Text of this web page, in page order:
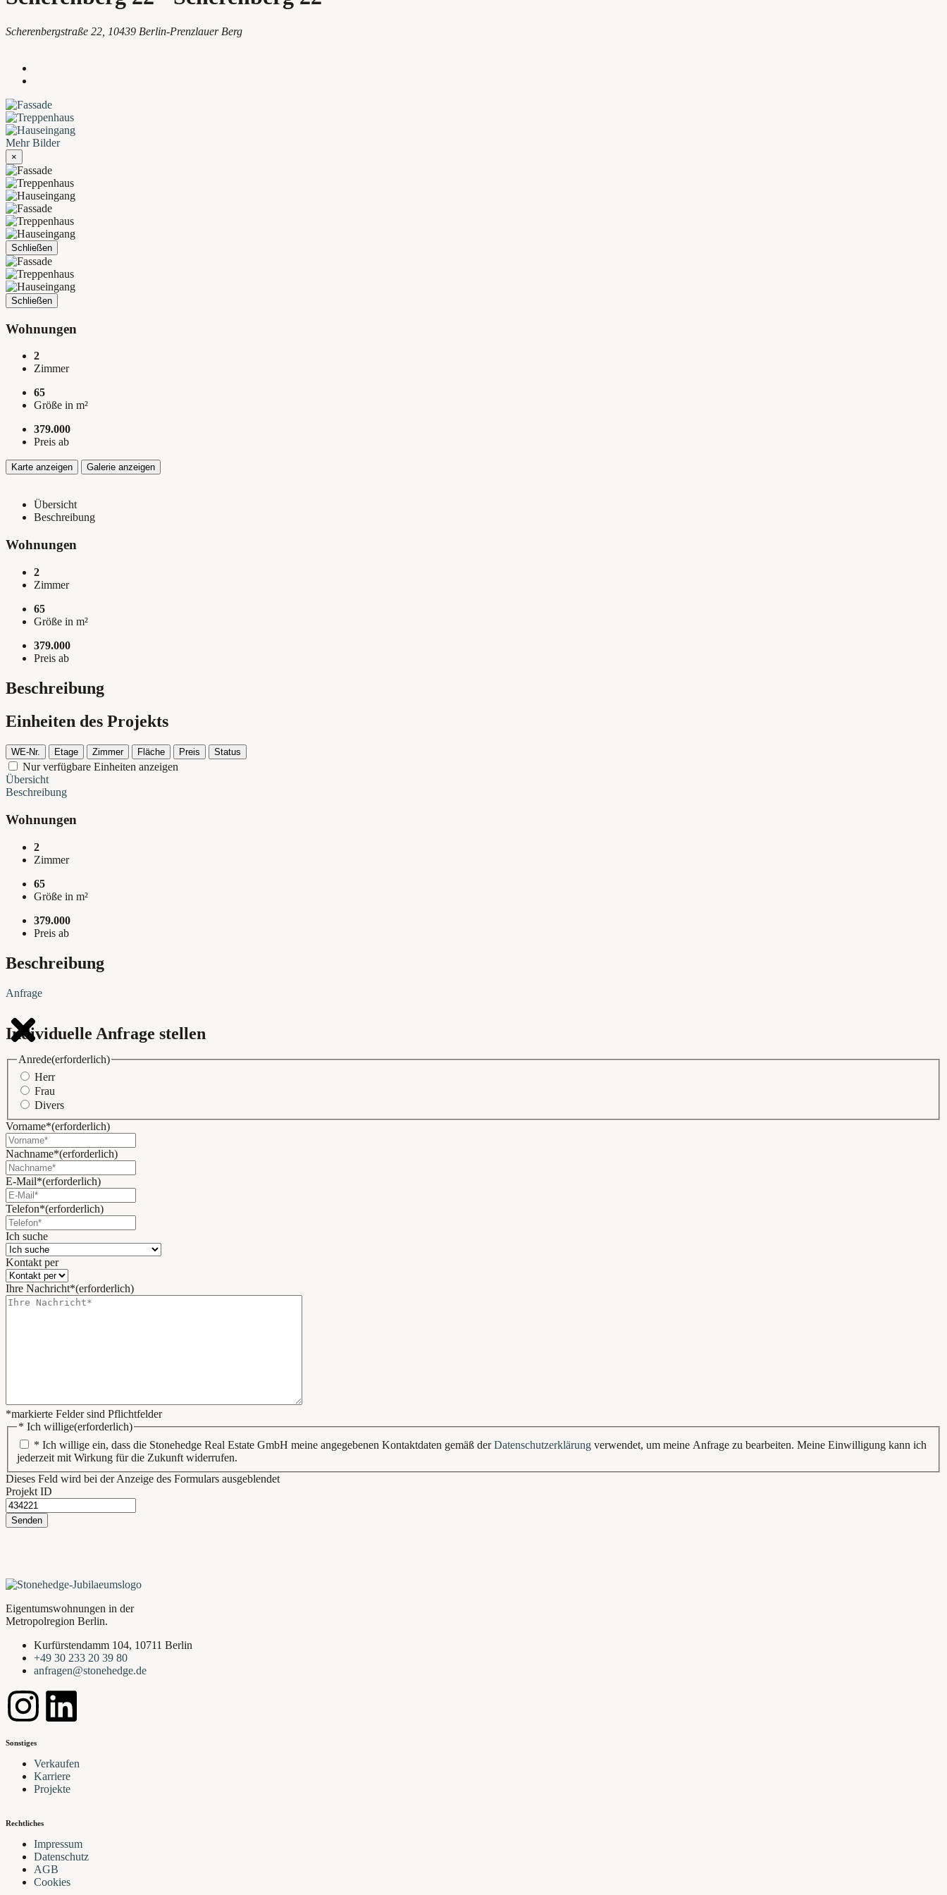
Scherenbergstraße 22, 10439 Berlin-Prenzlauer Berg
Mehr Bilder
×
Schließen
Schließen
Wohnungen
2
Zimmer
65
Größe in m²
379.000
Preis ab
Karte anzeigen Galerie anzeigen
Übersicht
Beschreibung
Wohnungen
2
Zimmer
65
Größe in m²
379.000
Preis ab
Beschreibung
Einheiten des Projekts
WE-Nr. Etage Zimmer Fläche Preis Status
Nur verfügbare Einheiten anzeigen
Übersicht
Beschreibung
Wohnungen
2
Zimmer
65
Größe in m²
379.000
Preis ab
Beschreibung
Anfrage
Individuelle Anfrage stellen
Anrede(erforderlich)
Herr
Frau
Divers
Vorname*(erforderlich)
Nachname*(erforderlich)
E-Mail*(erforderlich)
Telefon*(erforderlich)
Ich suche
Kontakt per
Ihre Nachricht*(erforderlich)
*markierte Felder sind Pflichtfelder
* Ich willige(erforderlich)
* Ich willige ein, dass die Stonehedge Real Estate GmbH meine angegebenen Kontaktdaten gemäß derDatenschutzerklärung verwendet, um meine Anfrage zu bearbeiten. Meine Einwilligung kann ich
jederzeit mit Wirkung für die Zukunft widerrufen.
Dieses Feld wird bei der Anzeige des Formulars ausgeblendet
Projekt ID
Senden
Eigentumswohnungen in der
Metropolregion Berlin.
Kurfürstendamm 104, 10711 Berlin
+49 30 233 20 39 80
anfragen@stonehedge.de
Sonstiges
Verkaufen
Karriere
Projekte
Rechtliches
Impressum
Datenschutz
AGB
Cookies